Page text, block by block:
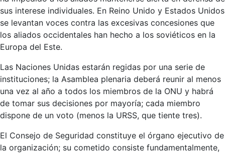
sus interese individuales. En Reino Unido y Estados Unidos
se levantan voces contra las excesivas concesiones que
los aliados occidentales han hecho a los soviéticos en la
Europa del Este.
Las Naciones Unidas estarán regidas por una serie de
instituciones; la Asamblea plenaria deberá reunir al menos
una vez al año a todos los miembros de la ONU y habrá
de tomar sus decisiones por mayoría; cada miembro
dispone de un voto (menos la URSS, que tiente tres).
El Consejo de Seguridad constituye el órgano ejecutivo de
la organización; su cometido consiste fundamentalmente,